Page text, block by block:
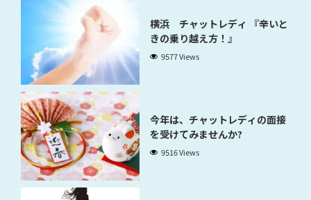
横浜 チャットレディ 『辛いと
きの乗り越え方！』
9577 Views
今年は、チャットレディの面接
を受けてみませんか?
9516 Views